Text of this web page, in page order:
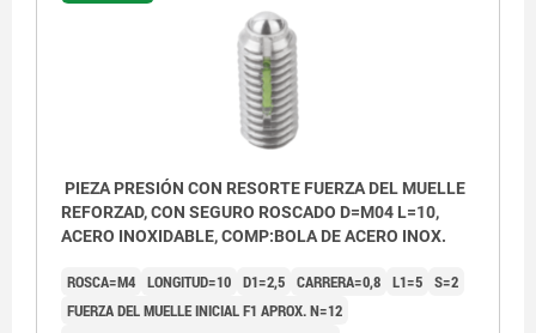
PIEZA PRESIÓN CON RESORTE FUERZA DEL MUELLE
REFORZAD, CON SEGURO ROSCADO D=M04 L=10,
ACERO INOXIDABLE, COMP:BOLA DE ACERO INOX.
ROSCA=M4 LONGITUD=10 D1=2,5 CARRERA=0,8 L1=5 S=2
FUERZA DEL MUELLE INICIAL F1 APROX. N=12